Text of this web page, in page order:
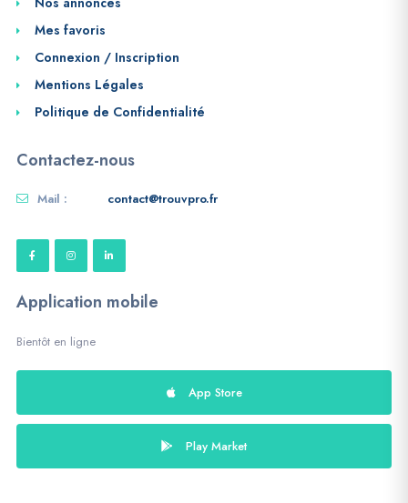
Mes favoris
Connexion / Inscription
Mentions Légales
Politique de Confidentialité
Contactez-nous
Mail : contact@trouvpro.fr
Application mobile
Bientôt en ligne
App Store
Play Market